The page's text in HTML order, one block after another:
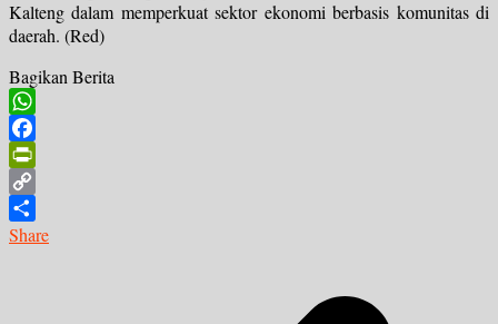
Kalteng dalam memperkuat sektor ekonomi berbasis komunitas di
daerah. (Red)
Bagikan Berita
WhatsApp
Facebook
PrintFriendly
Copy
Link
Share